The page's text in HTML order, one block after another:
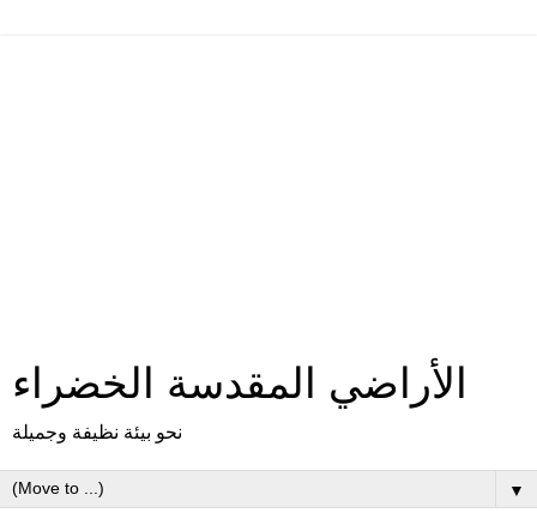
الأراضي المقدسة الخضراء
نحو بيئة نظيفة وجميلة
▼